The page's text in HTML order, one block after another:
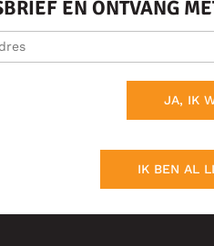
EN ONTVANG
JA, IK
IK BEN AL